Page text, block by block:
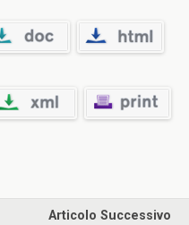
Articolo Successivo